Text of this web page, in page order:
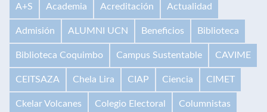
A+S Academia Acreditación Actualidad
Admisión ALUMNI UCN Beneficios Biblioteca
Biblioteca Coquimbo Campus Sustentable CAVIME
CEITSAZA Chela Lira CIAP Ciencia CIMET
Ckelar Volcanes Colegio Electoral Columnistas